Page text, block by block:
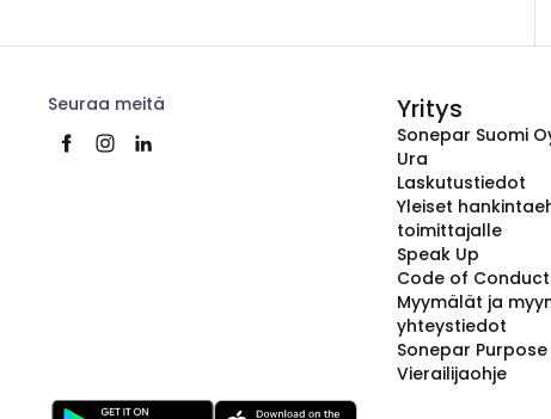
Seuraa meitä Yritys
Sonepar Suomi
Ura
Laskutustiedot
Yleiset
toimittajalle
Speak Up
Code of Conduct
Myymälät ja
yhteystiedot
Sonepar Purpose
Vierailijaohje